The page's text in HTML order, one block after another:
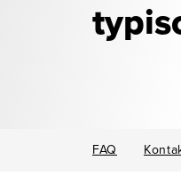
FAQ